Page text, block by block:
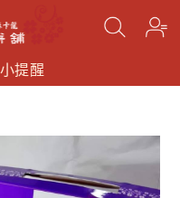
提醒
提醒